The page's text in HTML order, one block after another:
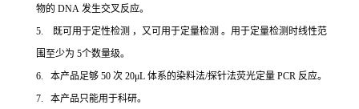
物的 DNA 发生交叉反应。
5. 既可用于定性检测 ，又可用于定量检测 。用于定量检测时线性范
围至少为 5个数量级。
6. 本产品足够 50 次 20μL 体系的染料法/探针法荧光定量 PCR 反应。
7. 本产品只能用于科研。